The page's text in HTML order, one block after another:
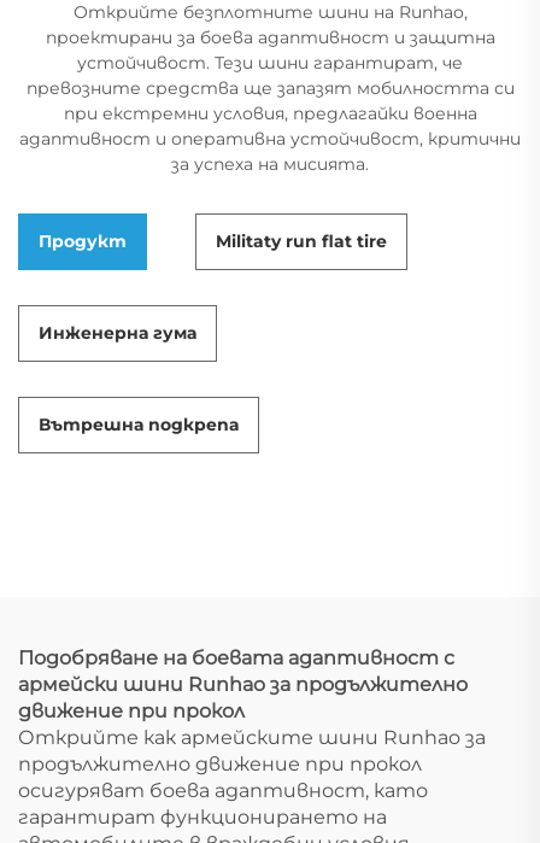
Открийте безплотните шини на Runhao,
проектирани за боева адаптивност и защитна
устойчивост. Тези шини гарантират, че
превозните средства ще запазят мобилността си
при екстремни условия, предлагайки военна
адаптивност и оперативна устойчивост, критични
за успеха на мисията.
Продукт Militaty run flat tire
Инженерна гума
Вътрешна подкрепа
Подобряване на боевата адаптивност с
армейски шини Runhao за продължително
движение при прокол
Открийте как армейските шини Runhao за
продължително движение при прокол
осигуряват боева адаптивност, като
гарантират функционирането на